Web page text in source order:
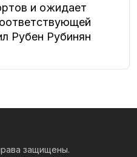
и ожидает
Рубен Рубинян
защищены.